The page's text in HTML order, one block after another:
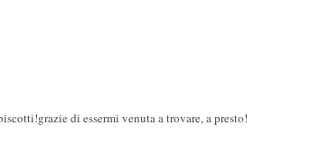
di essermi venuta a trovare, a presto!